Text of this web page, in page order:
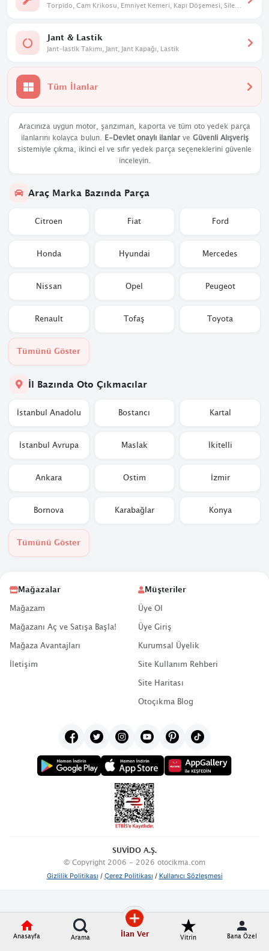
Jant & Lastik
Jant-lastik Takımı, Jant, Jant Kapağı, Lastik
Tüm İlanlar
Aracınıza uygun motor, şanzıman, kaporta ve tüm oto yedek parça
ilanlarını kolayca bulun. E-Devlet onaylı ilanlarve Güvenli Alışveriş
sistemiyle çıkma, ikinci el ve sıfır yedek parça seçeneklerini güvenle
inceleyin.
Araç Marka Bazında Parça
Citroen Fiat Ford
Honda Hyundai Mercedes
Nissan Opel Peugeot
Renault Tofaş Toyota
Tümünü Göster
İl Bazında Oto Çıkmacılar
İstanbul Anadolu Bostancı Kartal
İstanbul Avrupa Maslak İkitelli
Ankara Ostim İzmir
Bornova Karabağlar Konya
Tümünü Göster
Mağazalar
Mağazam
Mağazanı Aç ve Satışa Başla!
Mağaza Avantajları
İletişim
Müşteriler
Üye Ol
Üye Giriş
Kurumsal Üyelik
Site Kullanım Rehberi
Site Haritası
Otoçıkma Blog
SUVİDO A.Ş.
© Copyright 2006 - 2026 otocikma.com
Gizlilik Politikası / Çerez Politikası / Kullanıcı Sözleşmesi
Anasayfa Arama İlan Ver Vitrin Bana Özel